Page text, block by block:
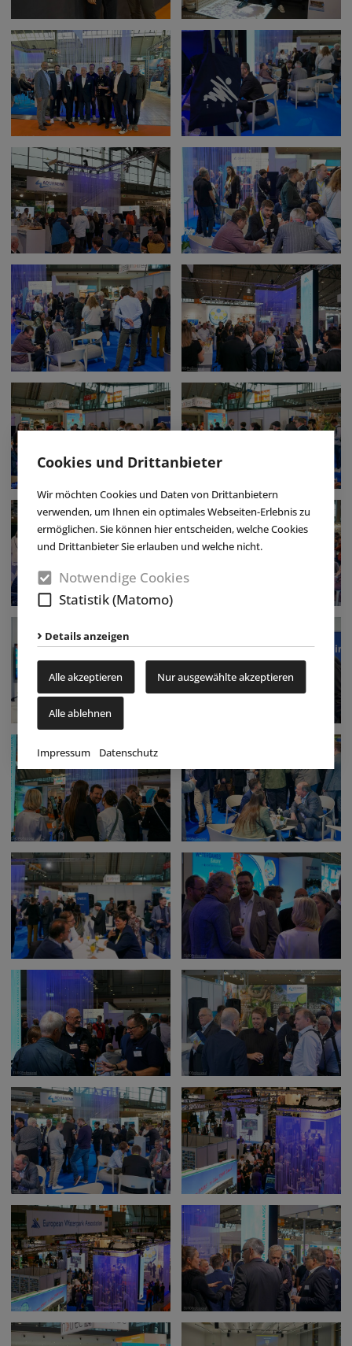
Cookies und Drittanbieter
Wir möchten Cookies und Daten von Drittanbietern
verwenden, um Ihnen ein optimales Webseiten-Erlebnis zu
ermöglichen. Sie können hier entscheiden, welche Cookies
und Drittanbieter Sie erlauben und welche nicht.
Notwendige Cookies
Statistik (Matomo)
Details anzeigen
Alle akzeptieren Nur ausgewählte akzeptieren
Alle ablehnen
Impressum Datenschutz